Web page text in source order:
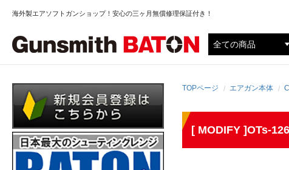
海外製エアソフトガンショップ！安心の三ヶ月無償修理保証付き！
TOPページ エアガン本体
[ MODIFY ]OTs-